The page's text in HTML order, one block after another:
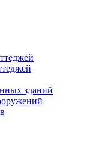
зданий